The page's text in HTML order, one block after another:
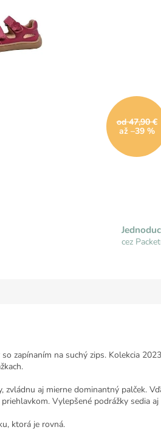
od 47,90 €
až –39 %
cez
zapínaním na suchý zips. Kolekcia
aj mierne dominantný palček.
Vylepšené podrážky sedia aj
ktorá je rovná.